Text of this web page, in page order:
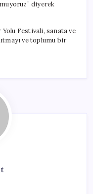
diyerek
Festivali, sanata ve
ve toplumu bir